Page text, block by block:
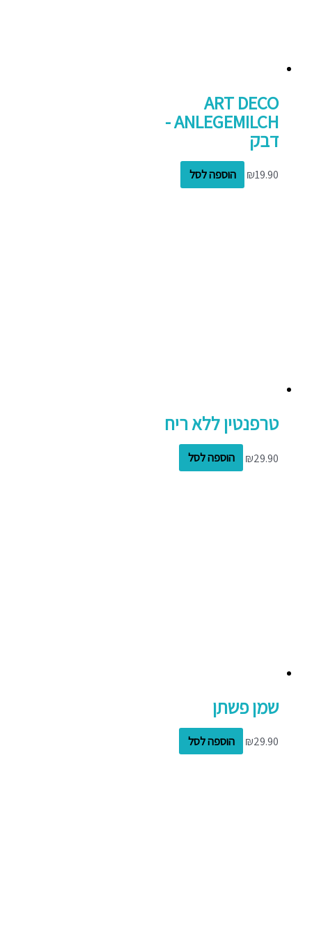
ART DECO
ANLEGEMILCH -
דבק
₪19.90 הוספה לסל
טרפנטין ללא ריח
₪29.90 הוספה לסל
שמן פשתן
₪29.90 הוספה לסל